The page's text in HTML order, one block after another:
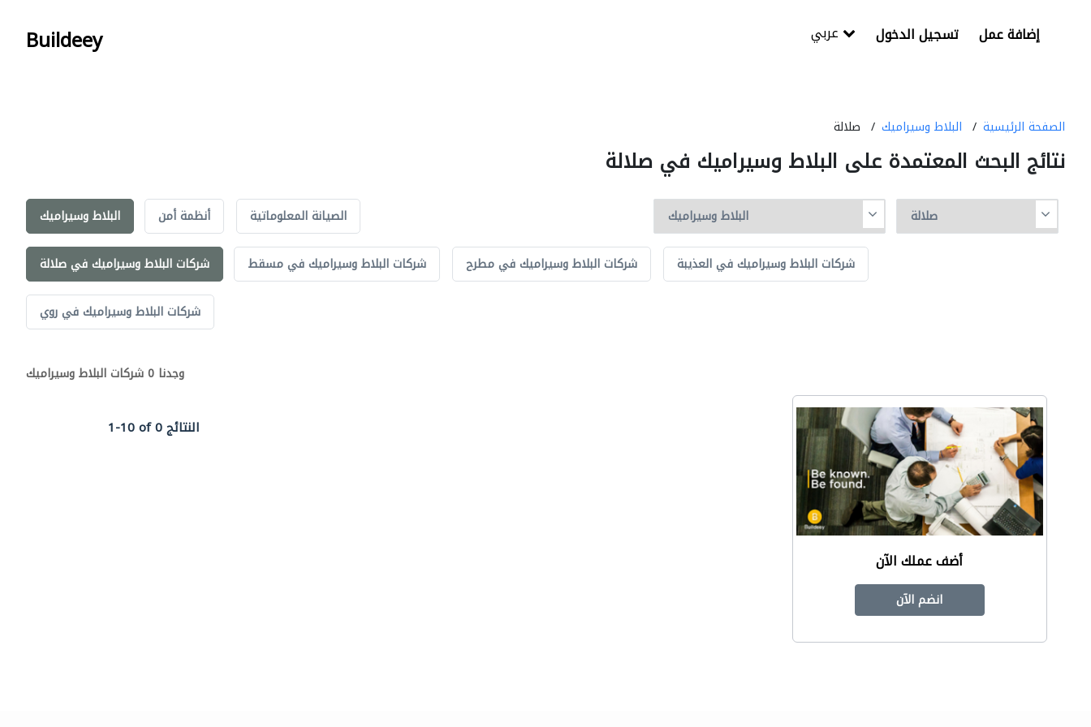
Buildeey تسجيل الدخول إضافة عمل
الصفحة الرئيسية البلاط وسيراميك صلالة
نتائج البحث المعتمدة على البلاط وسيراميك في صلالة
البلاط وسيراميك أنظمة أمن الصيانة المعلوماتية
شركات البلاط وسيراميك في صلالة شركات البلاط وسيراميك في مسقط شركات البلاط وسيراميك في مطرح شركات البلاط وسيراميك في العذيبة
شركات البلاط وسيراميك في روي
وجدنا 0 شركات البلاط وسيراميك
1-10 of 0 النتائج
أضف عملك الآن
انضم الآن